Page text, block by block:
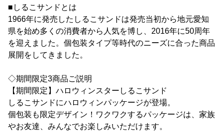
■しるこサンドとは
1966年に発売したしるこサンドは発売当初から地元愛知
県を始め多くの消費者から人気を博し、2016年に50周年
を迎えました。個包装タイプ等時代のニーズに合った商品
展開をしてきました。
◇期間限定3商品ご説明
【期間限定】ハロウィンスターしるこサンド
しるこサンドにハロウィンパッケージが登場。
個包装も限定デザイン！ワクワクするパッケージは、家族
やお友達、みんなでお楽しみいただけます。